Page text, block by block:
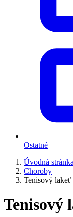
Ostatné
Úvodná stránka
Choroby
Tenisový lakeť
Tenisový